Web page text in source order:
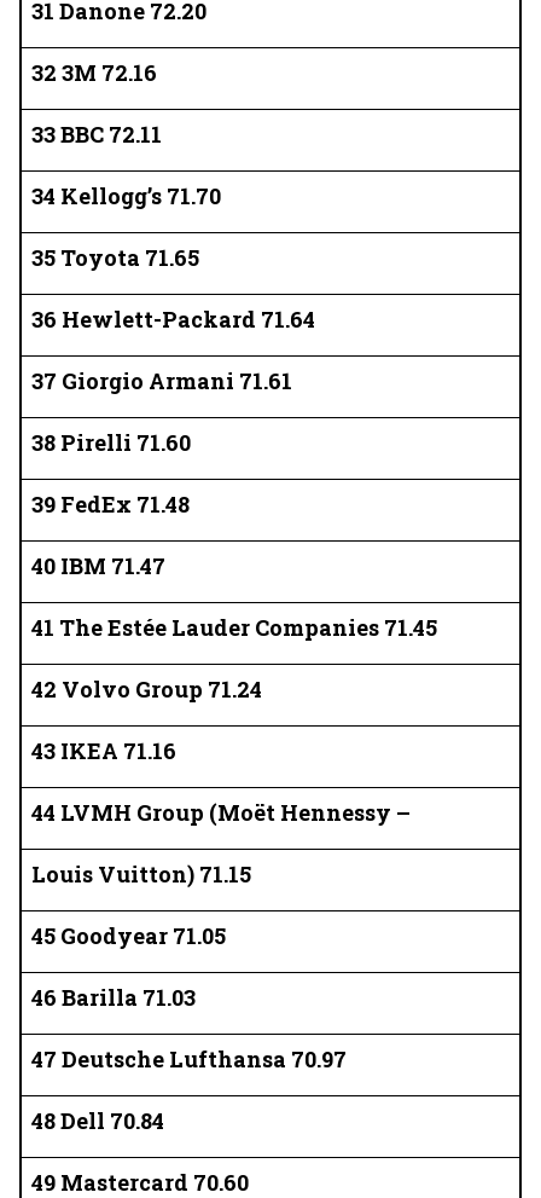
31 Danone 72.20
32 3M 72.16
33 BBC 72.11
34 Kellogg’s 71.70
35 Toyota 71.65
36 Hewlett-Packard 71.64
37 Giorgio Armani 71.61
38 Pirelli 71.60
39 FedEx 71.48
40 IBM 71.47
41 The Estée Lauder Companies 71.45
42 Volvo Group 71.24
43 IKEA 71.16
44 LVMH Group (Moët Hennessy –
Louis Vuitton) 71.15
45 Goodyear 71.05
46 Barilla 71.03
47 Deutsche Lufthansa 70.97
48 Dell 70.84
49 Mastercard 70.60